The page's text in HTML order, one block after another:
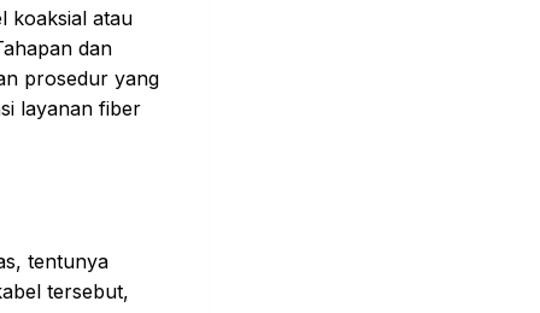
koaksial atau
dan
prosedur yang
layanan fiber
tentunya
tersebut,